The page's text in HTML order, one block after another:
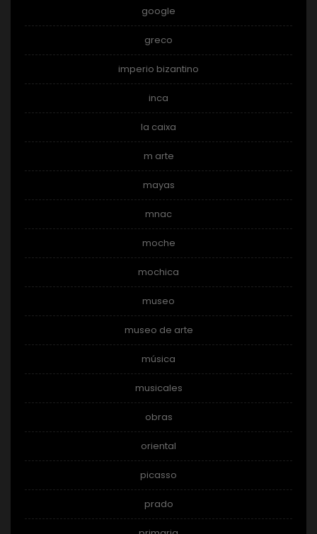
google
greco
imperio bizantino
inca
la caixa
m arte
mayas
mnac
moche
mochica
museo
museo de arte
música
musicales
obras
oriental
picasso
prado